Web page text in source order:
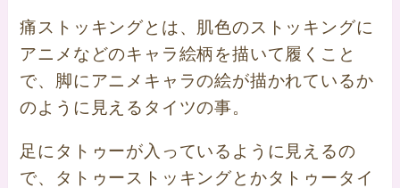
痛ストッキングとは、肌色のストッキングに
アニメなどのキャラ絵柄を描いて履くこと
で、脚にアニメキャラの絵が描かれているか
のように見えるタイツの事。
足にタトゥーが入っているように見えるの
で、タトゥーストッキングとかタトゥータイ